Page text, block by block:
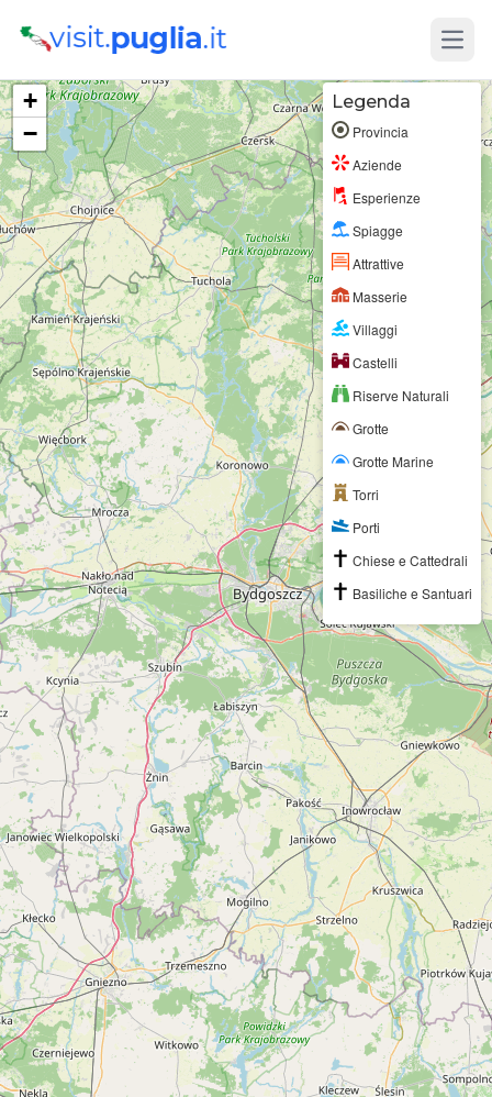
+
−
Legenda
Provincia
Aziende
Esperienze
Spiagge
Attrattive
Masserie
Villaggi
Castelli
Riserve Naturali
Grotte
Grotte Marine
Torri
Porti
Chiese e Cattedrali
Basiliche e Santuari